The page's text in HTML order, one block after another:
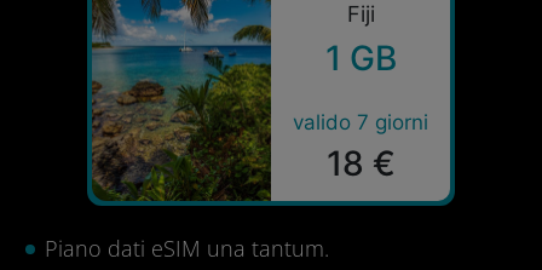
Fiji
1 GB
valido 7 giorni
18 €
Piano dati eSIM una tantum.